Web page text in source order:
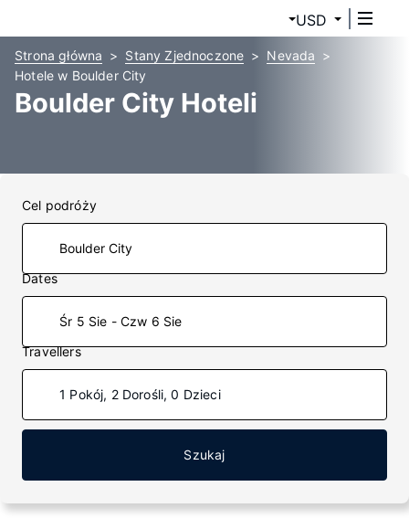
USD
Strona główna Stany Zjednoczone
Nevada
Hotele w Boulder City
Boulder City Hoteli
Cel podróży
Dates
Śr 5 Sie - Czw 6 Sie
Travellers
1 Pokój, 2 Dorośli, 0 Dzieci
Szukaj